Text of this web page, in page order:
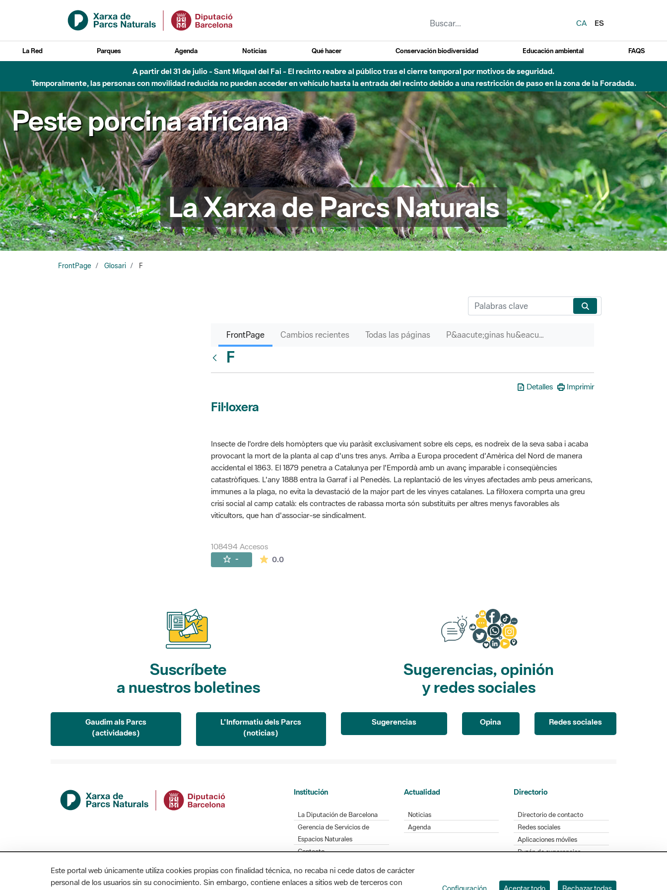
Saltar al contenido principal
CA
ES
La Red Parques Agenda Noticias Qué hacer Conservación biodiversidad Educación ambiental FAQS
A partir del 31 de julio - Sant Miquel del Fai - El recinto reabre al público tras el cierre temporal por motivos de seguridad.
Temporalmente, las personas con movilidad reducida no pueden acceder en vehículo hasta la entrada del recinto debido a una restricción de paso en la zona de la Foradada.
Peste porcina africana
La Xarxa de Parcs Naturals
FrontPage Glosari F
FrontPage Cambios recientes Todas las páginas P&aacute;ginas hu&eacute;rfanas
F
Detalles Imprimir
Fil·loxera
Insecte de l'ordre dels homòpters que viu paràsit exclusivament sobre els ceps, es nodreix de la seva saba i acaba
provocant la mort de la planta al cap d'uns tres anys. Arriba a Europa procedent d'Amèrica del Nord de manera
accidental el 1863. El 1879 penetra a Catalunya per l'Empordà amb un avanç imparable i conseqüències
catastròfiques. L'any 1888 entra la Garraf i al Penedès. La replantació de les vinyes afectades amb peus americans,
immunes a la plaga, no evita la devastació de la major part de les vinyes catalanes. La fil·loxera comprta una greu
crisi social al camp català: els contractes de rabassa morta són substituïts per altres menys favorables als
viticultors, que han d'associar-se sindicalment.
108494 Accesos
- 0.0La valoración media es de 0 estrellas de 5.
Suscríbete
a nuestros boletines
Gaudim als Parcs
(actividades)
L'Informatiu dels Parcs
(noticias)
Sugerencias, opinión
y redes sociales
Sugerencias Opina Redes sociales
Institución
La Diputación de Barcelona
Gerencia de Servicios de
Espacios Naturales
Contacto
Actualidad
Noticias
Agenda
Directorio
Directorio de contacto
Redes sociales
Aplicaciones móviles
Buzón de sugerencias
Este portal web únicamente utiliza cookies propias con finalidad técnica, no recaba ni cede datos de carácter
personal de los usuarios sin su conocimiento. Sin embargo, contiene enlaces a sitios web de terceros con
Configuración Aceptar todo Rechazar todas